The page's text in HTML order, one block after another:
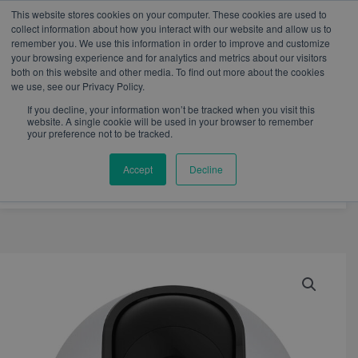
This website stores cookies on your computer. These cookies are used to
collect information about how you interact with our website and allow us to
remember you. We use this information in order to improve and customize
your browsing experience and for analytics and metrics about our visitors
both on this website and other media. To find out more about the cookies
we use, see our Privacy Policy.
If you decline, your information won’t be tracked when you visit this
website. A single cookie will be used in your browser to remember
your preference not to be tracked.
Accept Decline
h
a
t
s
a
p
a
c
e
b
o
o
k
o
u
t
u
b
e
n
s
t
a
g
r
a
m
i
n
k
e
d
i
n
mercadeo@eib.esinventor.comWhatsApp:+57
3103229640PBX: + 601 342 80 45